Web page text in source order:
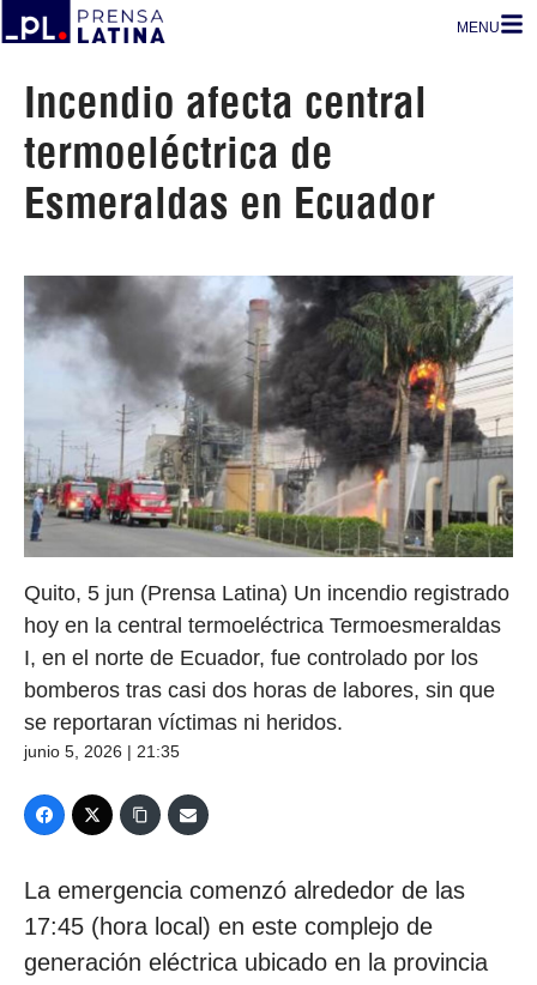
MENU
Incendio afecta central
termoeléctrica de
Esmeraldas en Ecuador
Quito, 5 jun (Prensa Latina) Un incendio registrado
hoy en la central termoeléctrica Termoesmeraldas
I, en el norte de Ecuador, fue controlado por los
bomberos tras casi dos horas de labores, sin que
se reportaran víctimas ni heridos.
junio 5, 2026 | 21:35
La emergencia comenzó alrededor de las
17:45 (hora local) en este complejo de
generación eléctrica ubicado en la provincia